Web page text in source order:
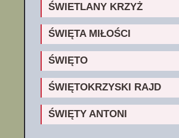
ŚWIETLANY KRZYŻ
ŚWIĘTA MIŁOŚCI
ŚWIĘTO
ŚWIĘTOKRZYSKI RAJD
ŚWIĘTY ANTONI